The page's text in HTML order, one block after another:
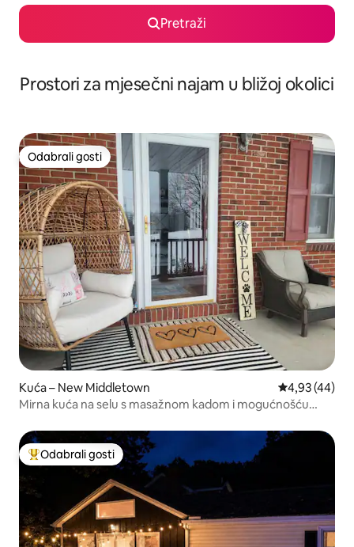
Pretraži
Prostori za mjesečni najam u bližoj okolici
Odabrali gosti
Odabrali gosti
Kuća – New Middletown Prosječna
4,93 (44)
Mirna kuća na selu s masažnom kadom i mogućnošću
Među najviše rangiranima s oznakom „Odabrali gosti”
Odabrali gosti